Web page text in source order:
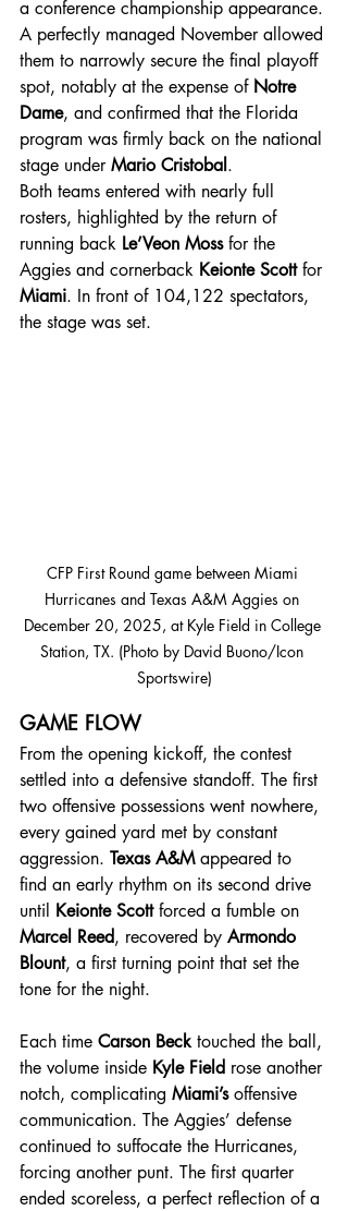
a conference championship appearance.
A perfectly managed November allowed
them to narrowly secure the final playoff
spot, notably at the expense of Notre
Dame, and confirmed that the Florida
program was firmly back on the national
stage under Mario Cristobal .
Both teams entered with nearly full
rosters, highlighted by the return of
running back Le’Veon Moss for the
Aggies and cornerback Keionte Scott for
Miami. In front of 104,122 spectators,
the stage was set.
CFP First Round game between Miami
Hurricanes and Texas A&M Aggies on
December 20, 2025, at Kyle Field in College
Station, TX. (Photo by David Buono/Icon
Sportswire)
GAME FLOW
From the opening kickoff, the contest
settled into a defensive standoff. The first
two offensive possessions went nowhere,
every gained yard met by constant
aggression. Texas A&M appeared to
find an early rhythm on its second drive
until Keionte Scott forced a fumble on
Marcel Reed, recovered by Armondo
Blount, a first turning point that set the
tone for the night.
Each time Carson Beck touched the ball,
the volume inside Kyle Field rose another
notch, complicating Miami’s offensive
communication. The Aggies’ defense
continued to suffocate the Hurricanes,
forcing another punt. The first quarter
ended scoreless, a perfect reflection of a